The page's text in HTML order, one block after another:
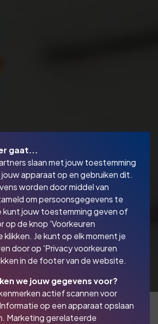
gaat...
slaan met jouw toestemming
apparaat op en gebruiken dit.
worden door middel van
om persoonsgegevens te
kunt jouw toestemming geven of
op de knop 'Voorkeuren
klikken. Je kunt op elk moment je
door op 'Privacy voorkeuren
in de footer van de website.
we jouw gegevens voor?
actief scannen voor
op een apparaat opslaan
Marketing gerelateerde